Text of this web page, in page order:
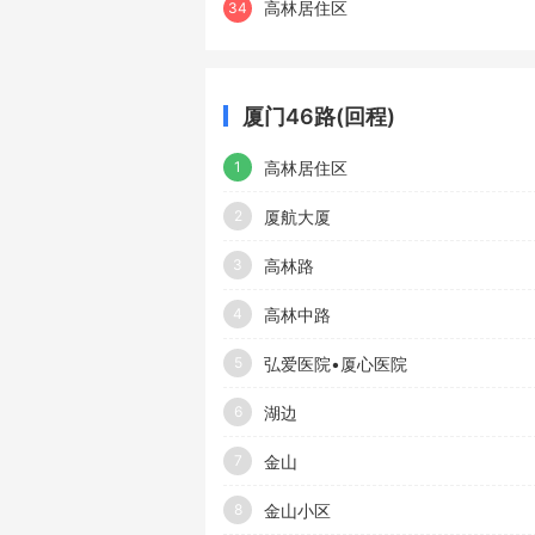
34 高林居住区
厦门46路(回程)
1 高林居住区
2 厦航大厦
3 高林路
4 高林中路
5 弘爱医院•厦心医院
6 湖边
7 金山
8 金山小区